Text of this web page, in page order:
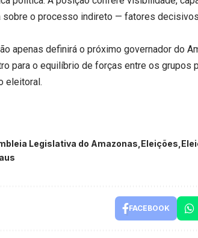
sobre o processo indireto — fatores
apenas definirá o próximo governador do
para o equilíbrio de forças entre os grupos
eleitoral.
Legislativa do Amazonas Eleições
FACEBOOK